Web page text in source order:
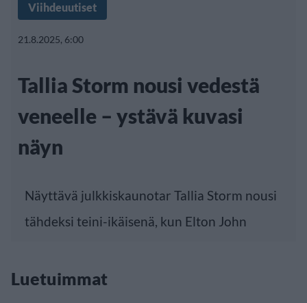
Viihdeuutiset
21.8.2025, 6:00
Tallia Storm nousi vedestä
veneelle – ystävä kuvasi
näyn
Näyttävä julkkiskaunotar Tallia Storm nousi
tähdeksi teini-ikäisenä, kun Elton John
Luetuimmat